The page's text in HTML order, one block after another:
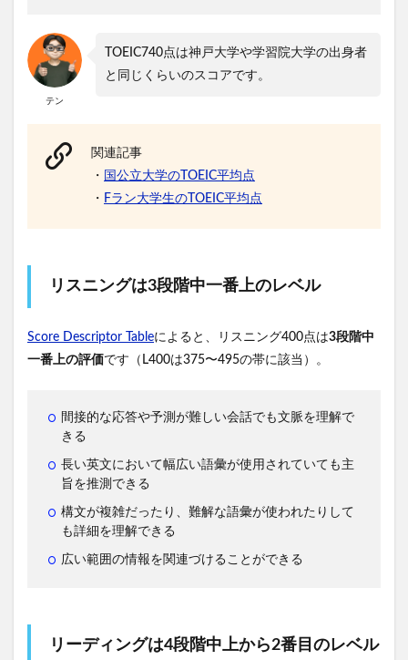
テン
TOEIC740点は神戸大学や学習院大学の出身者
と同じくらいのスコアです。
関連記事
・ 国公立大学のTOEIC平均点
・ Fラン大学生のTOEIC平均点
リスニングは3段階中一番上のレベル
Score Descriptor Tableによると、リスニング400点は3段階中
一番上の評価です（L400は375〜495の帯に該当）。
間接的な応答や予測が難しい会話でも文脈を理解で
きる
長い英文において幅広い語彙が使用されていても主
旨を推測できる
構文が複雑だったり、難解な語彙が使われたりして
も詳細を理解できる
広い範囲の情報を関連づけることができる
リーディングは4段階中上から2番目のレベル